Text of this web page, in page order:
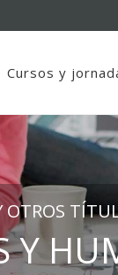
Cursos y
OTROS
Y